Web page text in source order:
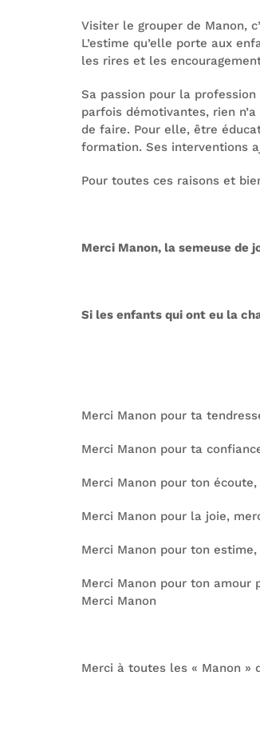
Visiter le grouper de Manon,
L’estime qu’elle porte aux
les rires et les
Sa passion pour la
parfois démotivantes, rien
de faire. Pour elle, être
formation. Ses interventions
Pour toutes ces raisons et
Merci Manon, la semeuse de
Si les enfants qui ont eu la
Merci Manon pour ta
Merci Manon pour ta
Merci Manon pour ton
Merci Manon pour la joie,
Merci Manon pour ton
Merci Manon pour ton amour
Merci Manon
Merci à toutes les « Manon